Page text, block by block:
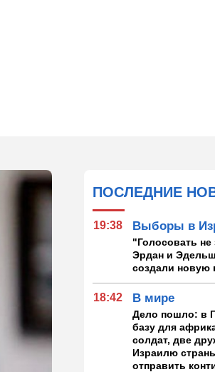
ПОСЛЕДНИЕ
19:38 Выборы в
"Голосовать не
Эрдан и
создали новую
18:42 В мире
Дело пошло: в
базу для
солдат, две
Израилю
отправить